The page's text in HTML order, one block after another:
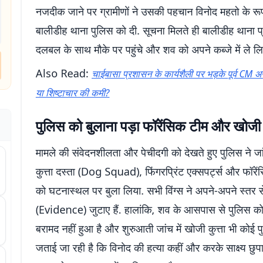
नजदीक जाने पर ग्रामीणों ने उसकी पहचान विनोद महतो
बालीडीह थाना पुलिस को दी. सूचना मिलते ही बालीडीह
दलबल के साथ मौके पर पहुंचे और शव को अपने कब्जे में ले
Also Read: चाईबासा प्रशासन के कार्यशैली पर भड़के पूर्व
या शिष्टाचार की कमी?
पुलिस को बुलाना पड़ा फॉरेंसिक टीम और खोजी
मामले की संवेदनशीलता और पेचीदगी को देखते हुए पुलिस ने
कुत्ता दस्ता (Dog Squad), फिंगरप्रिंट एक्सपर्ट्स और
को घटनास्थल पर बुला लिया. सभी विंग्स ने अपने-अपने स्तर से
(Evidence) जुटाए हैं. हालांकि, शव के आसपास से पुलिस को
बरामद नहीं हुआ है और शुरुआती जांच में खोजी कुत्ता भी कोई
जताई जा रही है कि विनोद की हत्या कहीं और करके साक्ष्य